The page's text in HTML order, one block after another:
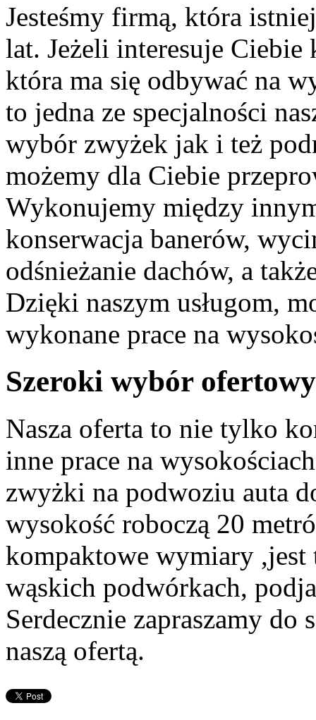
Jesteśmy firmą, która
lat. Jeżeli interesuje
która ma się odbywać na
to jedna ze specjalności
wybór zwyżek jak i też
możemy dla Ciebie
Wykonujemy między
konserwacja banerów,
odśnieżanie dachów, a
Dzięki naszym usługom,
wykonane prace na
Szeroki wybór ofertowy
Nasza oferta to nie tylko
inne prace na
zwyżki na podwoziu auta
wysokość roboczą 20
kompaktowe wymiary
wąskich podwórkach,
Serdecznie zapraszamy do
naszą ofertą.